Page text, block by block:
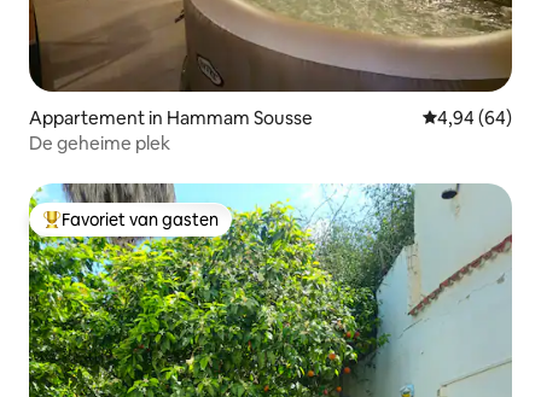
Appartement in Hammam Sousse Gemiddelde
4,94 (64)
De geheime plek
Topfavoriet van gasten
Favoriet van gasten